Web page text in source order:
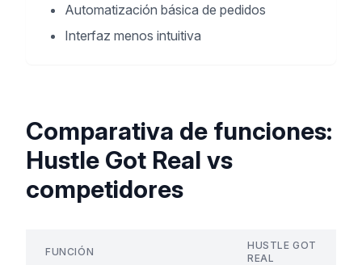
Automatización básica de pedidos
Interfaz menos intuitiva
Comparativa de funciones:
Hustle Got Real vs
competidores
FUNCIÓN
HUSTLE GOT
REAL